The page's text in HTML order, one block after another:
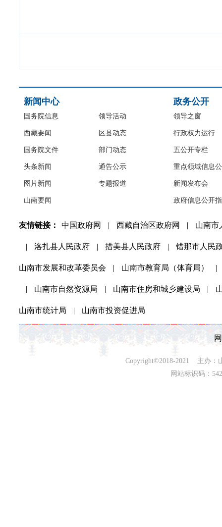
新闻中心
国务院信息
西藏要闻
国务院文件
头条新闻
图片新闻
山南要闻
领导活动
区县动态
部门动态
通告公示
专题报道
政务公开
领导之窗
行政权力运行
五公开专栏
重点领域信息
新闻发布会
政府信息公开
友情链接： 中国政府网 | 西藏自治区政府网 | 山南市
| 洛扎县人民政府 | 措美县人民政府 | 错那市人民
山南市发展和改革委员会 | 山南市教育局（体育局） |
| 山南市自然资源局 | 山南市住房和城乡建设局 |
山南市统计局 | 山南市投资促进局
Copyright©2018-2021 主办：
网站标识码：